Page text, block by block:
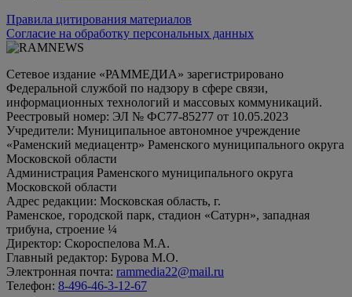
Правила цитирования материалов
Согласие на обработку персональных данных
Сетевое издание «РАММЕДИА» зарегистрировано
Федеральной службой по надзору в сфере связи,
информационных технологий и массовых коммуникаций.
Реестровый номер: ЭЛ № ФС77-85277 от 10.05.2023
Учредители: Муниципальное автономное учреждение
«Раменский медиацентр» Раменского муниципального округа
Московской области
Администрация Раменского муниципального округа
Московской области
Адрес редакции: Московская область, г.
Раменское, городской парк, стадион «Сатурн», западная
трибуна, строение ¼
Директор: Скороспелова М.А.
Главный редактор: Бурова М.О.
Электронная почта: rammedia22@mail.ru
Телефон: 8-496-46-3-12-67